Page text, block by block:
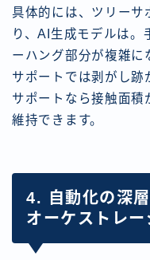
具体的には、ツリーサ
り、AI生成モデルは
ーハング部分が複雑に
サポートでは剥がし跡
サポートなら接触面積
維持できます。
4. 自動化の深
オーケストレー